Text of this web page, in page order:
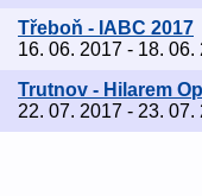
Třeboň - IABC 2017
16. 06. 2017 - 18. 06.
Trutnov - Hilarem
22. 07. 2017 - 23. 07.